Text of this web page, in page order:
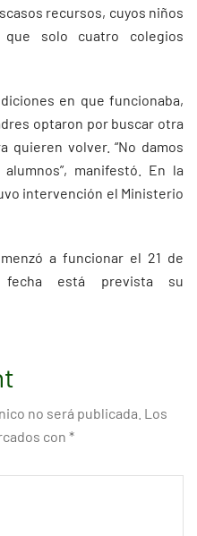
recursos, cuyos niños
solo cuatro colegios
en que funcionaba,
optaron por buscar otra
quieren volver. “No damos
manifestó. En la
intervención el Ministerio
a funcionar el 21 de
está prevista su
no será publicada. Los
con *